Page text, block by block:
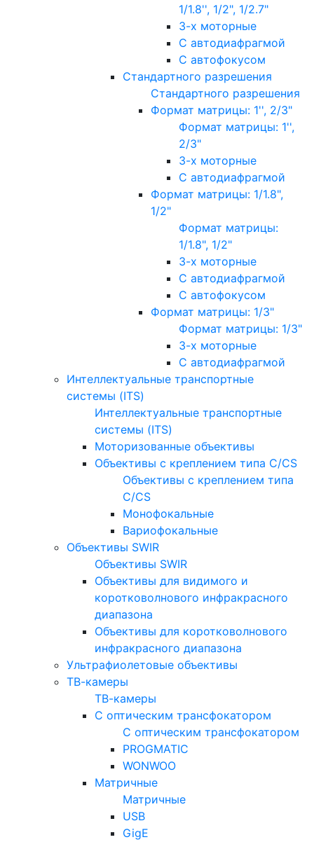
1/1.8'', 1/2", 1/2.7"
3-х моторные
С автодиафрагмой
С автофокусом
Стандартного разрешения
Стандартного разрешения
Формат матрицы: 1'', 2/3"
Формат матрицы: 1'',
2/3"
3-х моторные
С автодиафрагмой
Формат матрицы: 1/1.8",
1/2"
Формат матрицы:
1/1.8", 1/2"
3-х моторные
С автодиафрагмой
С автофокусом
Формат матрицы: 1/3"
Формат матрицы: 1/3"
3-х моторные
С автодиафрагмой
Интеллектуальные транспортные
системы (ITS)
Интеллектуальные транспортные
системы (ITS)
Моторизованные объективы
Объективы с креплением типа C/CS
Объективы с креплением типа
C/CS
Монофокальные
Вариофокальные
Объективы SWIR
Объективы SWIR
Объективы для видимого и
коротковолнового инфракрасного
диапазона
Объективы для коротковолнового
инфракрасного диапазона
Ультрафиолетовые объективы
ТВ-камеры
ТВ-камеры
С оптическим трансфокатором
С оптическим трансфокатором
PROGMATIC
WONWOO
Матричные
Матричные
USB
GigE